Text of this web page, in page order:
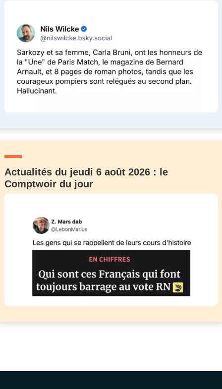
Actualités du jeudi 6 août 2026 : le
Comptwoir du jour